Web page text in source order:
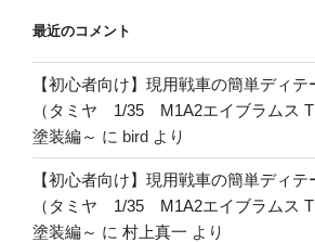
最近のコメント
【初心者向け】現用戦車の簡単ディ
（タミヤ 1/35 M1A2エイブラムス
塗装編～ に bird より
【初心者向け】現用戦車の簡単ディ
（タミヤ 1/35 M1A2エイブラムス
塗装編～ に 村上真一 より